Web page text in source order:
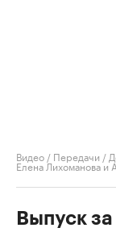
Видео / Передачи /
Елена Лихоманова и
Выпуск